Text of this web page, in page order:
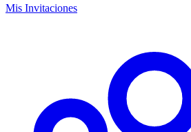
Mis Invitaciones